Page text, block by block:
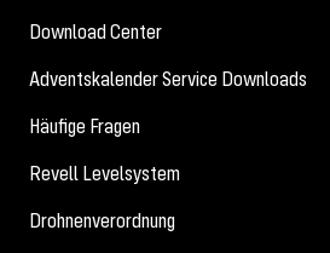
Download Center
Adventskalender Service Downloads
Häufige Fragen
Revell Levelsystem
Drohnenverordnung